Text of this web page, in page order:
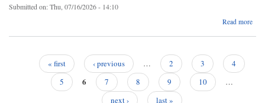
Submitted on:Thu, 07/16/2026 - 14:10
Read more
« first ‹ previous … 2 3
4
5
6 7 8 9 10
…
next ›
last »